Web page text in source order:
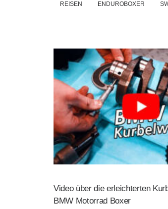
REISEN ENDUROBOXER
Video über die erleichterten
BMW Motorrad Boxer